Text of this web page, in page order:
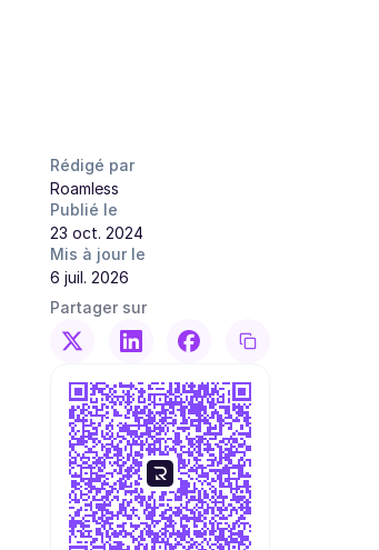
Rédigé par
Roamless
Publié le
23 oct. 2024
Mis à jour le
6 juil. 2026
Partager sur